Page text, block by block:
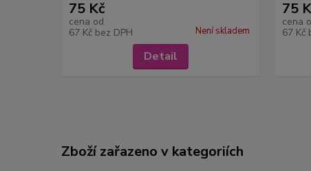
75 Kč
cena od
67 Kč bez DPH Není skladem
Detail
75
cena
67 Kč
Zboží zařazeno v kategoriích